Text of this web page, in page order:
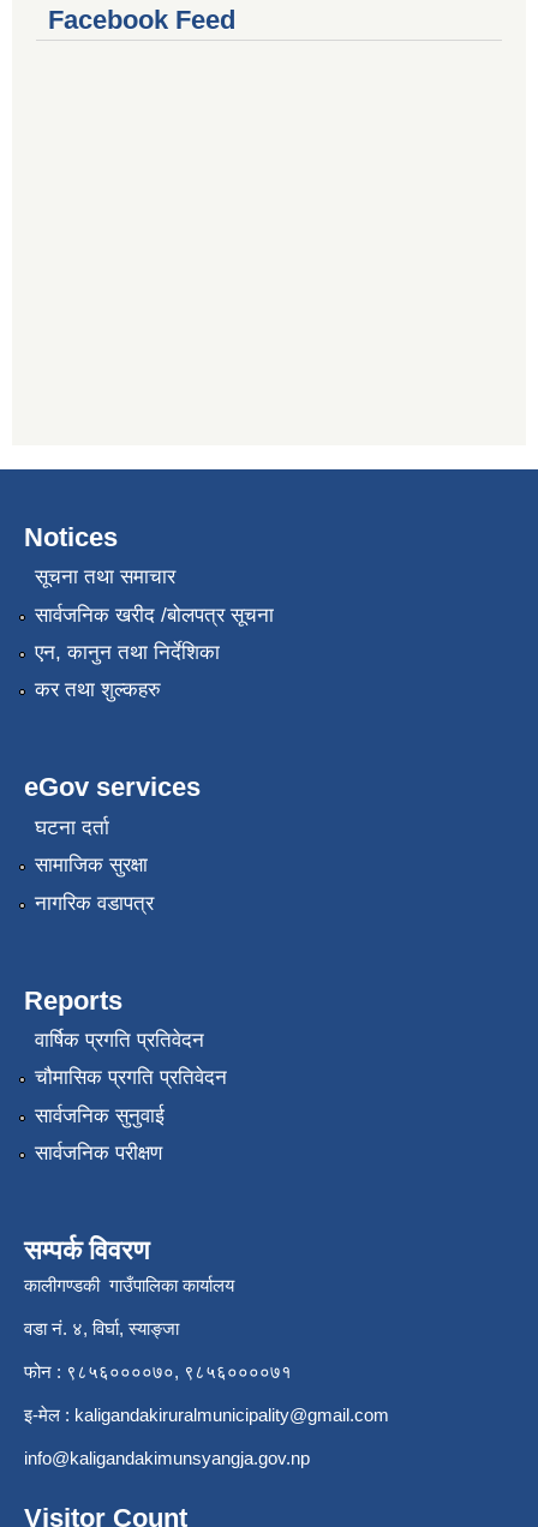
Facebook Feed
Notices
सूचना तथा समाचार
सार्वजनिक खरीद /बोलपत्र सूचना
एन, कानुन तथा निर्देशिका
कर तथा शुल्कहरु
eGov services
घटना दर्ता
सामाजिक सुरक्षा
नागरिक वडापत्र
Reports
वार्षिक प्रगति प्रतिवेदन
चौमासिक प्रगति प्रतिवेदन
सार्वजनिक सुनुवाई
सार्वजनिक परीक्षण
सम्पर्क विवरण
कालीगण्डकी गाउँपालिका कार्यालय
वडा नं. ४, विर्घा, स्याङ्जा
फोन : ९८५६००००७०, ९८५६००००७१
इ-मेल : kaligandakiruralmunicipality@gmail.com
info@kaligandakimunsyangja.gov.np
Visitor Count